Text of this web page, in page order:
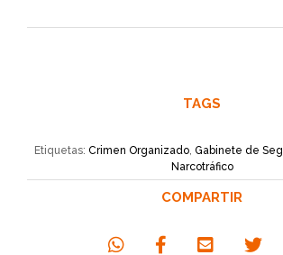
TAGS
Etiquetas: Crimen Organizado, Gabinete de
Narcotráfico
COMPARTIR